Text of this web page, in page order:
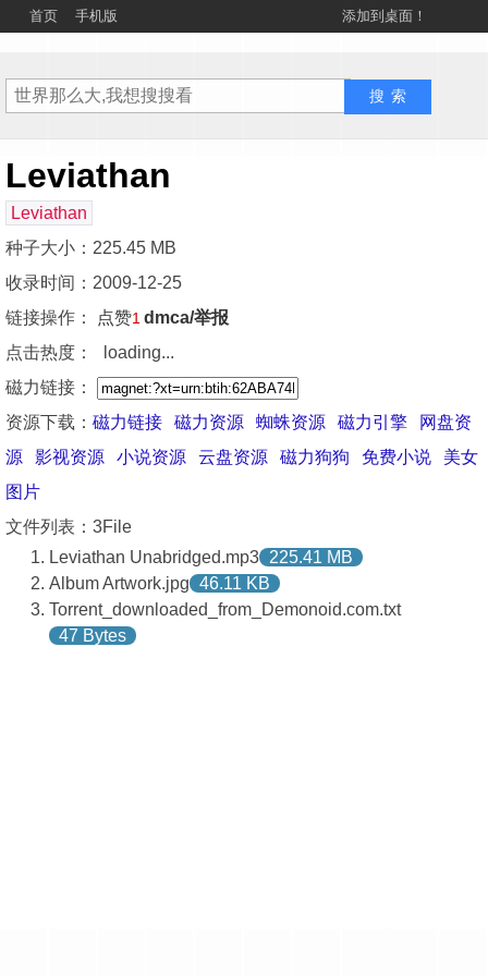
首页 手机版 添加到桌面！
Leviathan
Leviathan
种子大小：225.45 MB
收录时间：2009-12-25
链接操作：
点赞1 dmca/举报
点击热度：
loading...
磁力链接：
资源下载： 磁力链接 磁力资源 蜘蛛资源 磁力引擎
网盘资
源
影视资源 小说资源 云盘资源 磁力狗狗 免费小说
美女
图片
文件列表：3File
Leviathan Unabridged.mp3 225.41 MB
Album Artwork.jpg 46.11 KB
Torrent_downloaded_from_Demonoid.com.txt
47 Bytes